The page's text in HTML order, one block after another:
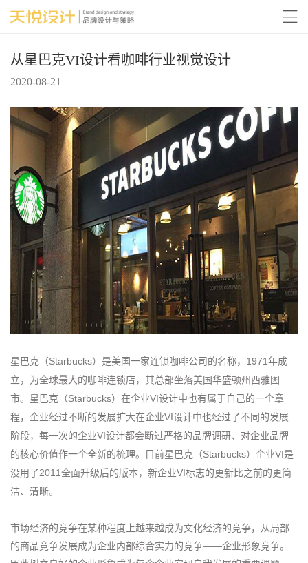

从星巴克VI设计看咖啡行业视觉设计
2020-08-21
星巴克（Starbucks）是美国一家连锁咖啡公司的名称，1971年成
立，为全球最大的咖啡连锁店，其总部坐落美国华盛顿州西雅图
市。星巴克（Starbucks）在企业VI设计中也有属于自己的一个章
程，企业经过不断的发展扩大在企业VI设计中也经过了不同的发展
阶段，每一次的企业VI设计都会断过严格的品牌调研、对企业品牌
的核心价值作一个全新的梳理。目前星巴克（Starbucks）企业VI是
没用了2011全面升级后的版本，新企业VI标志的更新比之前的更简
洁、清晰。
市场经济的竞争在某种程度上越来越成为文化经济的竞争，从局部
的商品竞争发展成为企业内部综合实力的竞争——企业形象竞争。